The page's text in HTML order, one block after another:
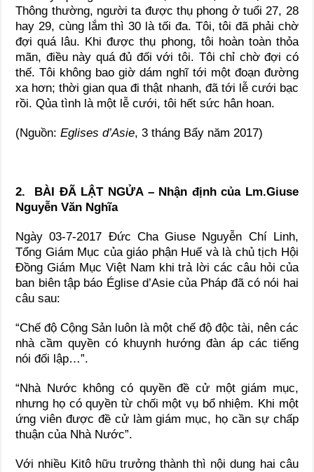
Thông thường, người ta được thụ phong ở tuổi 27, 28
hay 29, cùng lắm thì 30 là tối đa. Tôi, tôi đã phải chờ
đợi quá lâu. Khi được thụ phong, tôi hoàn toàn thỏa
mãn, điều này quá đủ đối với tôi. Tôi chỉ chờ đợi có
thế. Tôi không bao giờ dám nghĩ tới một đoạn đường
xa hơn; thời gian qua đi thật nhanh, đã tới lễ cưới bạc
rồi. Qủa tình là một lễ cưới, tôi hết sức hân hoan.
(Nguồn:Eglises d’Asie, 3 tháng Bẩy năm 2017)
2. BÀI ĐÃ LẬT NGỬA – Nhận định của Lm.Giuse
Nguyễn Văn Nghĩa
Ngày 03-7-2017 Đức Cha Giuse Nguyễn Chí Linh,
Tổng Giám Mục của giáo phận Huế và là chủ tịch Hội
Đồng Giám Mục Việt Nam khi trả lời các câu hỏi của
ban biên tập báo Église d’Asie của Pháp đã có nói hai
câu sau:
“Chế độ Cộng Sản luôn là một chế độ độc tài, nên các
nhà cầm quyền có khuynh hướng đàn áp các tiếng
nói đối lập…”.
“Nhà Nước không có quyền đề cử một giám mục,
nhưng họ có quyền từ chối một vụ bổ nhiệm. Khi một
ứng viên được đề cử làm giám mục, họ cần sự chấp
thuận của Nhà Nước”.
Với nhiều Kitô hữu trưởng thành thì nội dung hai câu